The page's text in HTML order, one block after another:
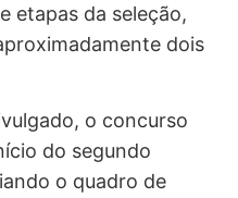
etapas da seleção,
dois
o concurso
do segundo
o quadro de